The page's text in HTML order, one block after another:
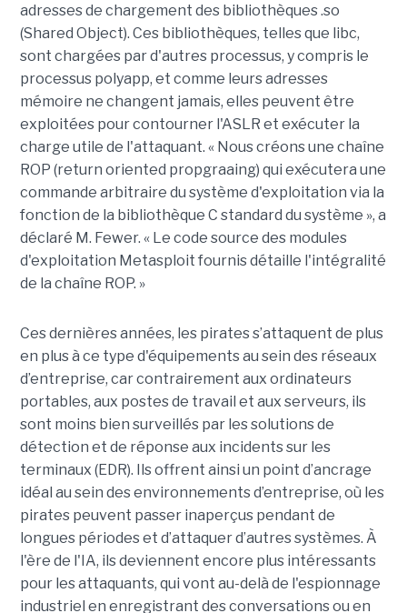
adresses de chargement des bibliothèques .so
(Shared Object). Ces bibliothèques, telles que libc,
sont chargées par d'autres processus, y compris le
processus polyapp, et comme leurs adresses
mémoire ne changent jamais, elles peuvent être
exploitées pour contourner l'ASLR et exécuter la
charge utile de l'attaquant. « Nous créons une chaîne
ROP (return oriented propgraaing) qui exécutera une
commande arbitraire du système d'exploitation via la
fonction de la bibliothèque C standard du système », a
déclaré M. Fewer. « Le code source des modules
d'exploitation Metasploit fournis détaille l'intégralité
de la chaîne ROP. »
Ces dernières années, les pirates s’attaquent de plus
en plus à ce type d'équipements au sein des réseaux
d’entreprise, car contrairement aux ordinateurs
portables, aux postes de travail et aux serveurs, ils
sont moins bien surveillés par les solutions de
détection et de réponse aux incidents sur les
terminaux (EDR). Ils offrent ainsi un point d’ancrage
idéal au sein des environnements d’entreprise, où les
pirates peuvent passer inaperçus pendant de
longues périodes et d’attaquer d’autres systèmes. À
l'ère de l'IA, ils deviennent encore plus intéressants
pour les attaquants, qui vont au-delà de l'espionnage
industriel en enregistrant des conversations ou en